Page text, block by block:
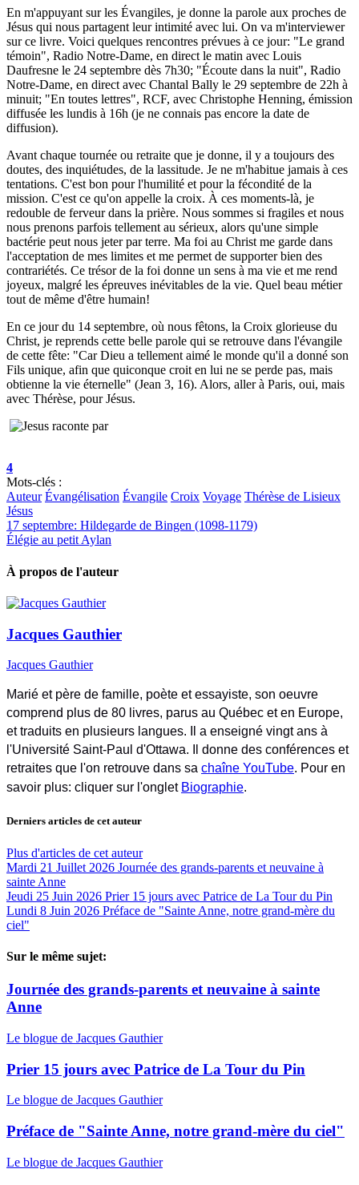
En m'appuyant sur les Évangiles, je donne la parole aux proches de
Jésus qui nous partagent leur intimité avec lui. On va m'interviewer
sur ce livre. Voici quelques rencontres prévues à ce jour: "Le grand
témoin", Radio Notre-Dame, en direct le matin avec Louis
Daufresne le 24 septembre dès 7h30; "Écoute dans la nuit", Radio
Notre-Dame, en direct avec Chantal Bally le 29 septembre de 22h à
minuit; "En toutes lettres", RCF, avec Christophe Henning, émission
diffusée les lundis à 16h (je ne connais pas encore la date de
diffusion).
Avant chaque tournée ou retraite que je donne, il y a toujours des
doutes, des inquiétudes, de la lassitude. Je ne m'habitue jamais à ces
tentations. C'est bon pour l'humilité et pour la fécondité de la
mission. C'est ce qu'on appelle la croix. À ces moments-là, je
redouble de ferveur dans la prière. Nous sommes si fragiles et nous
nous prenons parfois tellement au sérieux, alors qu'une simple
bactérie peut nous jeter par terre. Ma foi au Christ me garde dans
l'acceptation de mes limites et me permet de supporter bien des
contrariétés. Ce trésor de la foi donne un sens à ma vie et me rend
joyeux, malgré les épreuves inévitables de la vie. Quel beau métier
tout de même d'être humain!
En ce jour du 14 septembre, où nous fêtons, la Croix glorieuse du
Christ, je reprends cette belle parole qui se retrouve dans l'évangile
de cette fête: "Car Dieu a tellement aimé le monde qu'il a donné son
Fils unique, afin que quiconque croit en lui ne se perde pas, mais
obtienne la vie éternelle" (Jean 3, 16). Alors, aller à Paris, oui, mais
avec Thérèse, pour Jésus.
4
Mots-clés :
Auteur Évangélisation Évangile Croix Voyage Thérèse de Lisieux
Jésus
17 septembre: Hildegarde de Bingen (1098-1179)
Élégie au petit Aylan
À propos de l'auteur
Jacques Gauthier
Jacques Gauthier
Marié et père de famille, poète et essayiste, son oeuvre
comprend plus de 80 livres, parus au Québec et en Europe,
et traduits en plusieurs langues. Il a enseigné vingt ans à
l'Université Saint-Paul d'Ottawa. Il donne des conférences et
retraites que l'on retrouve dans sa chaîne YouTube. Pour en
savoir plus: cliquer sur l'onglet Biographie.
Derniers articles de cet auteur
Plus d'articles de cet auteur
Mardi 21 Juillet 2026 Journée des grands-parents et neuvaine à
sainte Anne
Jeudi 25 Juin 2026 Prier 15 jours avec Patrice de La Tour du Pin
Lundi 8 Juin 2026 Préface de "Sainte Anne, notre grand-mère du
ciel"
Sur le même sujet:
Journée des grands-parents et neuvaine à sainte
Anne
Le blogue de Jacques Gauthier
Prier 15 jours avec Patrice de La Tour du Pin
Le blogue de Jacques Gauthier
Préface de "Sainte Anne, notre grand-mère du ciel"
Le blogue de Jacques Gauthier